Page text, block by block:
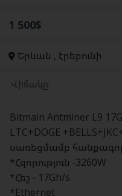
1 500$
Երևան , էրեբունի
Վիճակը:
Bitmain Antminer L9
LTC+DOGE
սառեցմամբ
*Հզորություն -3260W
*Հեշ - 17Gh/s
*Ethernet